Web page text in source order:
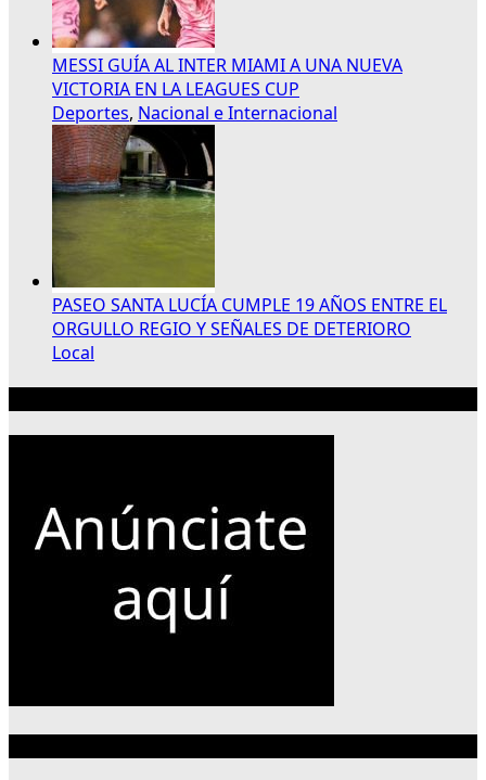
MESSI GUÍA AL INTER MIAMI A UNA NUEVA
VICTORIA EN LA LEAGUES CUP
Deportes, Nacional e Internacional
PASEO SANTA LUCÍA CUMPLE 19 AÑOS ENTRE EL
ORGULLO REGIO Y SEÑALES DE DETERIORO
Local